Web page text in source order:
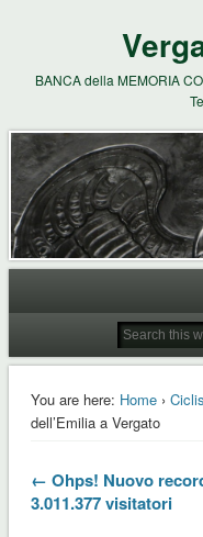
BANCA della MEMORIA
You are here: Home›
dell’Emilia a Vergato
← Ohps! Nuovo
3.011.377 visitatori